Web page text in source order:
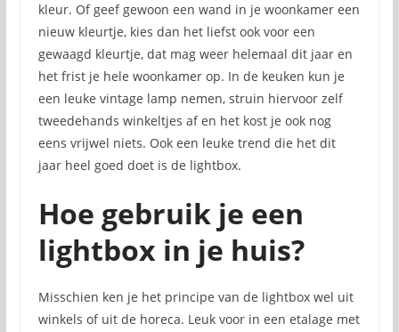
kleur. Of geef gewoon een wand in je woonkamer een
nieuw kleurtje, kies dan het liefst ook voor een
gewaagd kleurtje, dat mag weer helemaal dit jaar en
het frist je hele woonkamer op. In de keuken kun je
een leuke vintage lamp nemen, struin hiervoor zelf
tweedehands winkeltjes af en het kost je ook nog
eens vrijwel niets. Ook een leuke trend die het dit
jaar heel goed doet is de lightbox.
Hoe gebruik je een
lightbox in je huis?
Misschien ken je het principe van de lightbox wel uit
winkels of uit de horeca. Leuk voor in een etalage met